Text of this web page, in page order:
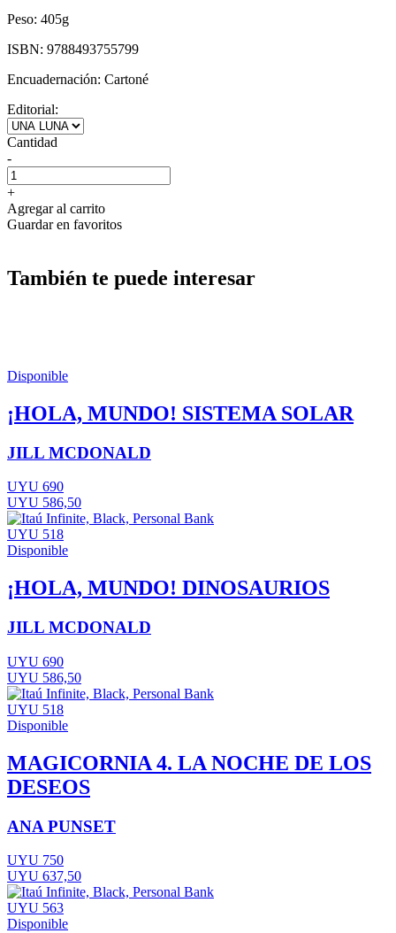
Peso: 405g
ISBN: 9788493755799
Encuadernación: Cartoné
Editorial:
Cantidad
-
+
Agregar al carrito
Guardar en favoritos
También te puede interesar
Disponible
¡HOLA, MUNDO! SISTEMA SOLAR
JILL MCDONALD
UYU 690
UYU 586,50
UYU 518
Disponible
¡HOLA, MUNDO! DINOSAURIOS
JILL MCDONALD
UYU 690
UYU 586,50
UYU 518
Disponible
MAGICORNIA 4. LA NOCHE DE LOS
DESEOS
ANA PUNSET
UYU 750
UYU 637,50
UYU 563
Disponible